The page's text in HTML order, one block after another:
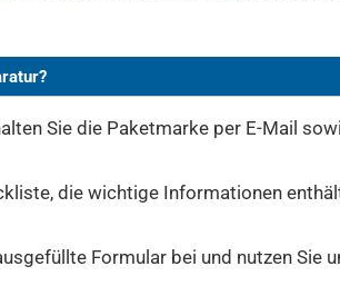
Sie die Paketmarke per E-Mail
die wichtige Informationen
Formular bei und nutzen